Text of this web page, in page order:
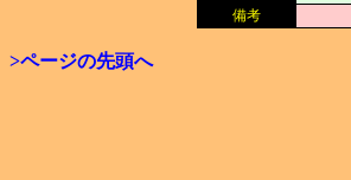
備考
>ページの先頭へ